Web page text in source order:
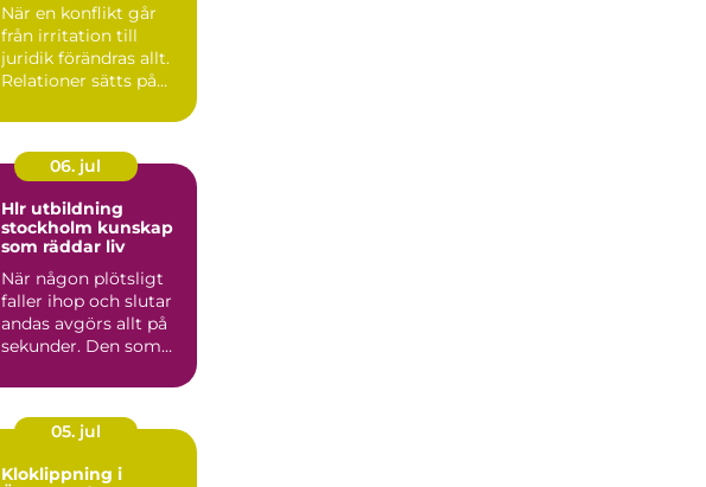
När en konflikt går
från irritation till
juridik förändras allt.
Relationer sätts på
06. jul
Hlr utbildning
stockholm kunskap
som räddar liv
När någon plötsligt
faller ihop och slutar
andas avgörs allt på
sekunder. Den som
05. jul
Kloklippning i